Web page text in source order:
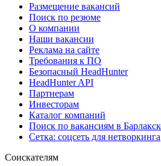
Размещение вакансий
Поиск по резюме
О компании
Наши вакансии
Реклама на сайте
Требования к ПО
Безопасный HeadHunter
HeadHunter API
Партнерам
Инвесторам
Каталог компаний
Поиск по вакансиям в
Сетка: соцсеть для нетворкинга
Соискателям